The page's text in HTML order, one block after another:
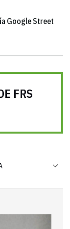
Google Street
FRS